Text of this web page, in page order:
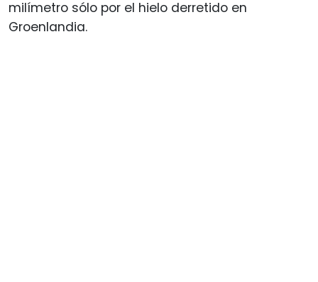
milímetro sólo por el hielo derretido en
Groenlandia.